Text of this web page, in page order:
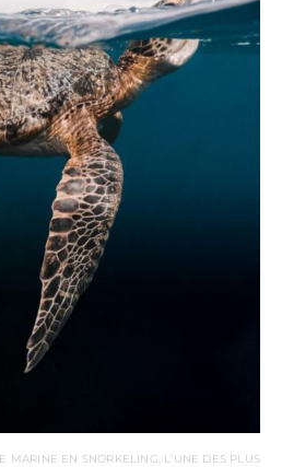
MARINE EN SNORKELING, L’UNE DES PLUS